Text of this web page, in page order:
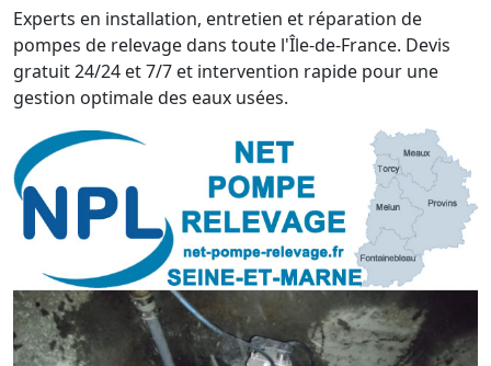
Experts en installation, entretien et réparation de
pompes de relevage dans toute l'Île-de-France. Devis
gratuit 24/24 et 7/7 et intervention rapide pour une
gestion optimale des eaux usées.